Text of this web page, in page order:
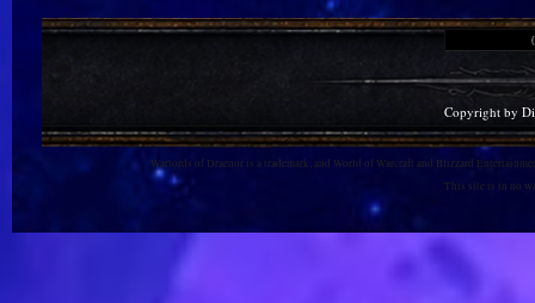
Copyright by
Warlords of Draenor is a trademark, and World of Warcraft and Blizzard
This site is in no